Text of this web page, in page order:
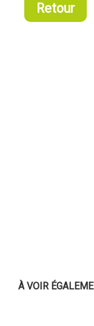
Retour
À VOIR